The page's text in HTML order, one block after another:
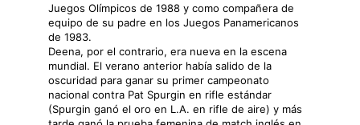
Juegos Olímpicos de 1988 y como compañera de
equipo de su padre en los Juegos Panamericanos
de 1983.
Deena, por el contrario, era nueva en la escena
mundial. El verano anterior había salido de la
oscuridad para ganar su primer campeonato
nacional contra Pat Spurgin en rifle estándar
(Spurgin ganó el oro en L.A. en rifle de aire) y más